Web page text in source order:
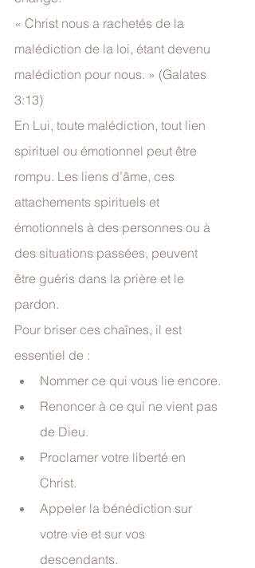
« Christ nous a rachetés de la
malédiction de la loi, étant devenu
malédiction pour nous. » (Galates
3:13)
En Lui, toute malédiction, tout lien
spirituel ou émotionnel peut être
rompu. Les liens d’âme, ces
attachements spirituels et
émotionnels à des personnes ou à
des situations passées, peuvent
être guéris dans la prière et le
pardon.
Pour briser ces chaînes, il est
essentiel de :
Nommer ce qui vous lie encore.
Renoncer à ce qui ne vient pas
de Dieu.
Proclamer votre liberté en
Christ.
Appeler la bénédiction sur
votre vie et sur vos
descendants.